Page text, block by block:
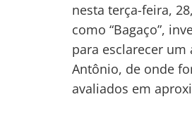
nesta terça-feira,
como “Bagaço”,
para esclarecer
Antônio, de onde
avaliados em